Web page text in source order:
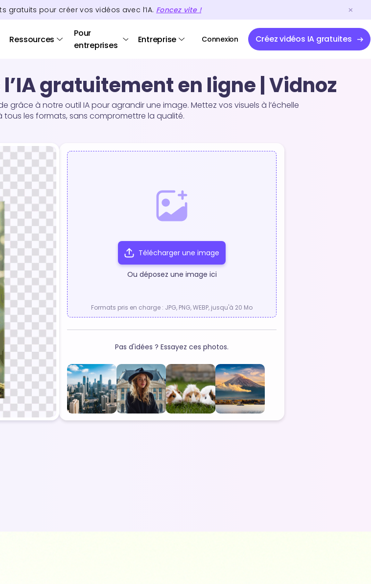
gratuits pour créer vos vidéos avec l’IA. Foncez vite !
Ressources
Pour
entreprises
Entreprise Connexion Créez vidéos IA gratuites
gratuitement en ligne | Vidnoz
grâce à notre outil IA pour agrandir une image. Mettez vos visuels à l’échelle
les formats, sans compromettre la qualité.
Télécharger une image
Ou déposez une image ici
Formats pris en charge : JPG, PNG, WEBP, jusqu'à 20 Mo
Pas d'idées ? Essayez ces photos.